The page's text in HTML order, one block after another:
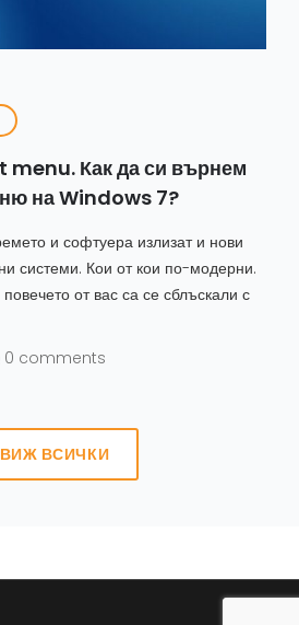
Как да си върнем
на Windows 7?
и софтуера излизат и нови
системи. Кои от кои по-модерни.
от вас са се сблъскали с
0 comments
ВИЖ ВСИЧКИ